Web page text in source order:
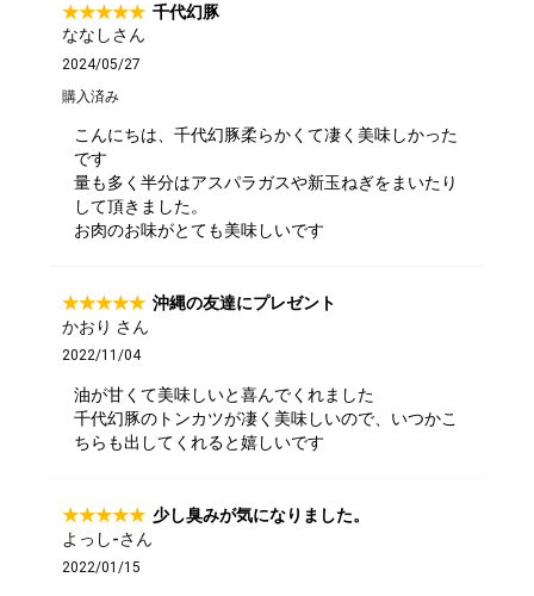
千代幻豚
ななしさん
2024/05/27
購入済み
こんにちは、千代幻豚柔らかくて凄く美味しかった
です
量も多く半分はアスパラガスや新玉ねぎをまいたり
して頂きました。
お肉のお味がとても美味しいです
沖縄の友達にプレゼント
かおり さん
2022/11/04
油が甘くて美味しいと喜んでくれました
千代幻豚のトンカツが凄く美味しいので、いつかこ
ちらも出してくれると嬉しいです
少し臭みが気になりました。
よっし-さん
2022/01/15